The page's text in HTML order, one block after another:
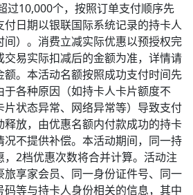
过10,000个，按照订单支付顺序先
日期以银联国际系统记录的持卡人
间）。消费立减实际优惠以预授权完
交易实际扣减后的金额为准，详情请
。本活动名额按照成功支付时间先
于各种原因（如持卡人卡片额度不
片状态异常、网络异常等）导致支付
放，由优惠名额内付款成功的持卡
况不提供补偿。本活动期间，同一持
2档优惠次数将合并计算。活动注
享家会员、同一身份证件号、同一
等与持卡人身份相关的信息，其中